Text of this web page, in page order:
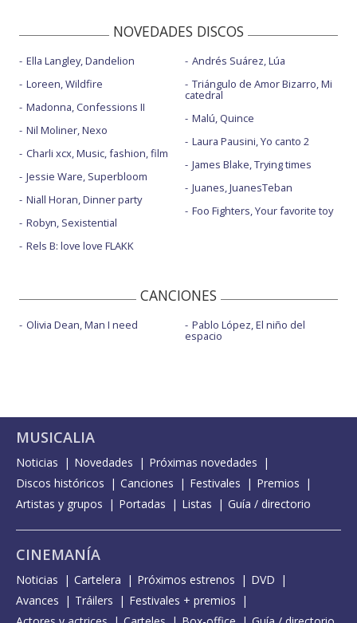
NOVEDADES DISCOS
Ella Langley, Dandelion
Loreen, Wildfire
Madonna, Confessions II
Nil Moliner, Nexo
Charli xcx, Music, fashion, film
Jessie Ware, Superbloom
Niall Horan, Dinner party
Robyn, Sexistential
Rels B: love love FLAKK
Andrés Suárez, Lúa
Triángulo de Amor Bizarro, Mi
catedral
Malú, Quince
Laura Pausini, Yo canto 2
James Blake, Trying times
Juanes, JuanesTeban
Foo Fighters, Your favorite toy
CANCIONES
Olivia Dean, Man I need Pablo López, El niño del
espacio
MUSICALIA
Noticias Novedades
Próximas novedades
Discos históricos
Canciones Festivales
Premios
Artistas y grupos
Portadas Listas Guía / directorio
CINEMANÍA
Noticias Cartelera Próximos estrenos
DVD
Avances
Tráilers
Festivales + premios